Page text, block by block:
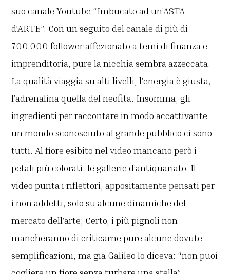
suo canale Youtube “Imbucato ad un’ASTA
d'ARTE”. Con un seguito del canale di più di
700.000 follower affezionato a temi di finanza e
imprenditoria, pure la nicchia sembra azzeccata.
La qualità viaggia su alti livelli, l’energia è giusta,
l’adrenalina quella del neofita. Insomma, gli
ingredienti per raccontare in modo accattivante
un mondo sconosciuto al grande pubblico ci sono
tutti. Al fiore esibito nel video mancano però i
petali più colorati: le gallerie d’antiquariato. Il
video punta i riflettori, appositamente pensati per
i non addetti, solo su alcune dinamiche del
mercato dell’arte; Certo, i più pignoli non
mancheranno di criticarne pure alcune dovute
semplificazioni, ma già Galileo lo diceva: “non puoi